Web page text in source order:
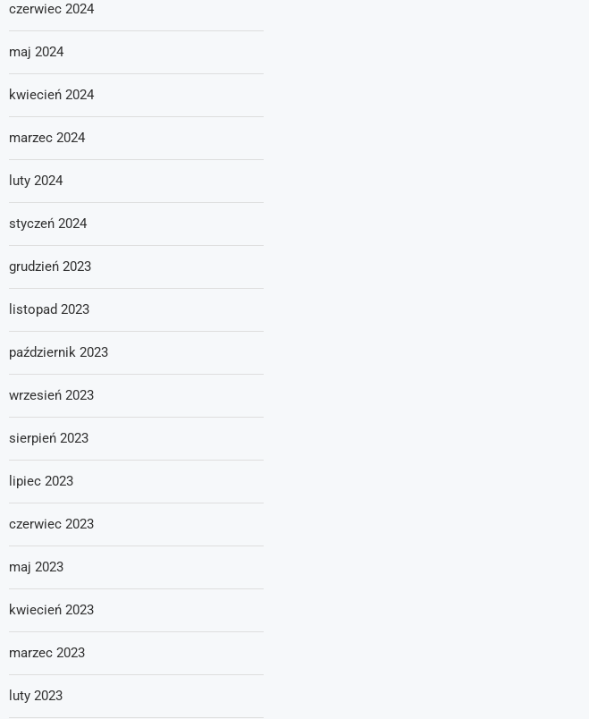
czerwiec 2024
maj 2024
kwiecień 2024
marzec 2024
luty 2024
styczeń 2024
grudzień 2023
listopad 2023
październik 2023
wrzesień 2023
sierpień 2023
lipiec 2023
czerwiec 2023
maj 2023
kwiecień 2023
marzec 2023
luty 2023